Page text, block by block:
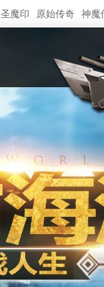
圣魔印 原始传奇 神魔